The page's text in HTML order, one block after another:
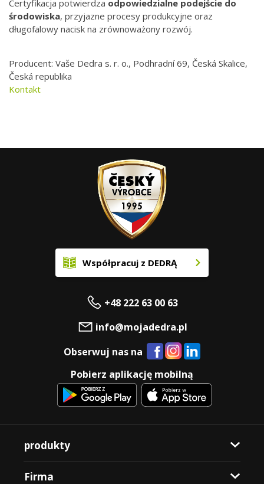
Certyfikacja potwierdza odpowiedzialne podejście do
środowiska, przyjazne procesy produkcyjne oraz
długofalowy nacisk na zrównoważony rozwój.
Producent: Vaše Dedra s. r. o., Podhradní 69, Česká Skalice,
Česká republika
Kontakt
Współpracuj z DEDRĄ
+48 222 63 00 63
info@mojadedra.pl
Obserwuj nas na
Pobierz aplikację mobilną
produkty
Firma